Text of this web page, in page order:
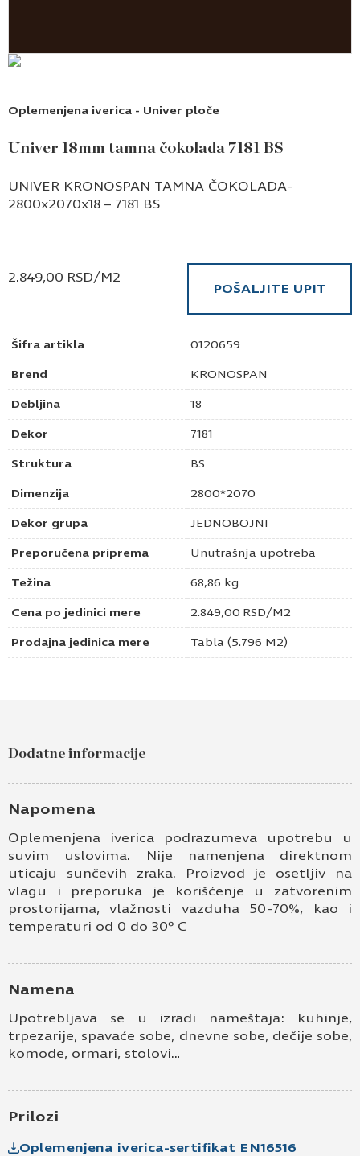
Oplemenjena iverica - Univer ploče
Univer 18mm tamna čokolada 7181 BS
Šifra artikla 0120659
Brend KRONOSPAN
Debljina 18
Dekor 7181
Struktura BS
Dimenzija 2800*2070
Dekor grupa JEDNOBOJNI
Preporučena priprema Unutrašnja upotreba
Težina 68,86 kg
Cena po jedinici mere 2.849,00 RSD/M2
Prodajna jedinica mere Tabla (5.796 M2)
UNIVER KRONOSPAN TAMNA ČOKOLADA-
2800x2070x18 – 7181 BS
2.849,00 RSD/M2
POŠALJITE UPIT
Ime i prezime
Kontakt telefon
privatnosti
*
Prijavljujem se za vesti i obaveštenja putem
Dodatne informacije
Napomena
Oplemenjena iverica podrazumeva upotrebu u
suvim uslovima. Nije namenjena direktnom
uticaju sunčevih zraka. Proizvod je osetljiv na
vlagu i preporuka je korišćenje u zatvorenim
prostorijama, vlažnosti vazduha 50-70%, kao i
temperaturi od 0 do 30º C
Namena
Upotrebljava se u izradi nameštaja: kuhinje,
trpezarije, spavaće sobe, dnevne sobe, dečije sobe,
komode, ormari, stolovi…
Prilozi
Oplemenjena iverica-sertifikat EN16516